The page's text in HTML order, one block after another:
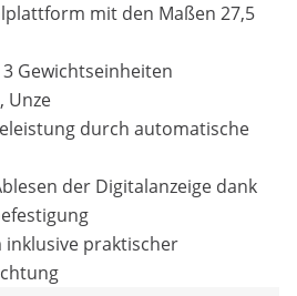
mit den Maßen 27,5
Gewichtseinheiten
Unze
durch automatische
der Digitalanzeige dank
inklusive praktischer